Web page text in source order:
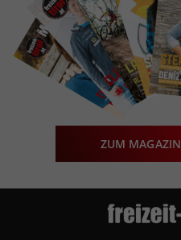
ZUM MAGAZIN